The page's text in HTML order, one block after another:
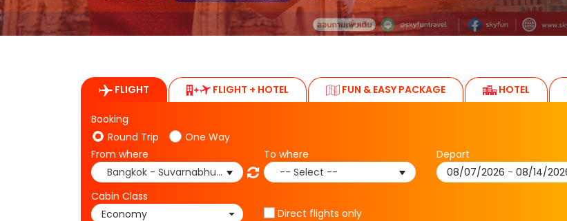
FLIGHT FLIGHT + HOTEL FUN & EASY PACKAGE HOTEL
Booking
Round Trip
One Way
From where
Bangkok - Suvarnabhumi(BKK)
To where
-- Select --
Depart
08/07/2026 - 08/14/
Cabin Class
Direct flights only